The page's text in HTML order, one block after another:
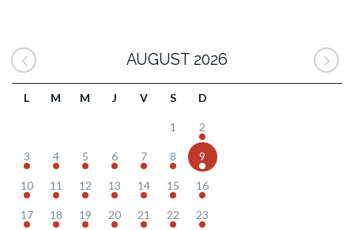
AUGUST 2026
L M M J V S D
1 2
3 4 5 6 7 8 9
10 11 12 13 14 15 16
17 18 19 20 21 22 23